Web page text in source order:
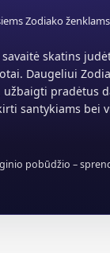
Zodiako ženklams
savaitė skatins
Daugeliui
užbaigti pradėtus
santykiams bei
pobūdžio –